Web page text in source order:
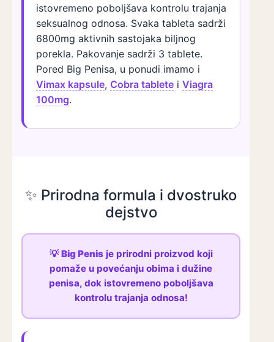
istovremeno poboljšava kontrolu trajanja
seksualnog odnosa. Svaka tableta sadrži
6800mg aktivnih sastojaka biljnog
porekla. Pakovanje sadrži 3 tablete.
Pored Big Penisa, u ponudi imamo i
Vimax kapsule, Cobra tablete i Viagra
100mg.
✨ Prirodna formula i dvostruko
dejstvo
💡Big Penisje prirodni proizvod koji
pomaže u povećanju obima i dužine
penisa, dok istovremeno poboljšava
kontrolu trajanja odnosa!